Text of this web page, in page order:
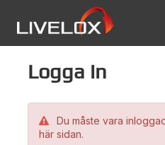
Logga in
Du måste vara
här sidan.